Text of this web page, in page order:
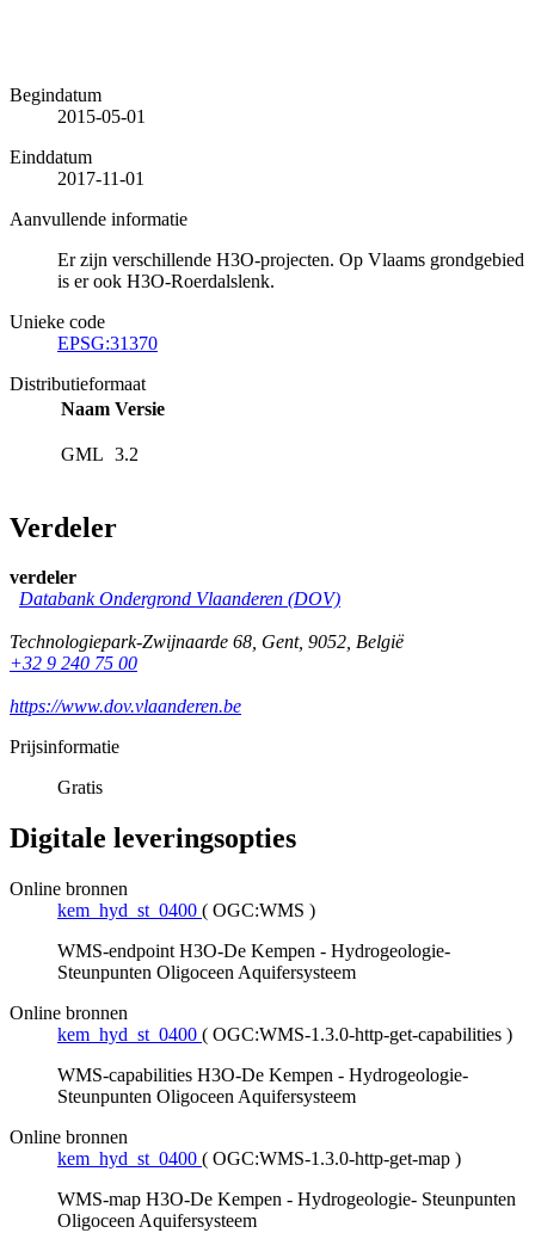
Begindatum
2015-05-01
Einddatum
2017-11-01
Aanvullende informatie
Er zijn verschillende H3O-projecten. Op Vlaams grondgebied
is er ook H3O-Roerdalslenk.
Unieke code
EPSG:31370
Distributieformaat
Naam Versie
GML 3.2
Verdeler
verdeler
Databank Ondergrond Vlaanderen (DOV)
Technologiepark-Zwijnaarde 68, Gent, 9052, België
+32 9 240 75 00
https://www.dov.vlaanderen.be
Prijsinformatie
Gratis
Digitale leveringsopties
Online bronnen
kem_hyd_st_0400 ( OGC:WMS )
WMS-endpoint H3O-De Kempen - Hydrogeologie-
Steunpunten Oligoceen Aquifersysteem
Online bronnen
kem_hyd_st_0400 ( OGC:WMS-1.3.0-http-get-capabilities )
WMS-capabilities H3O-De Kempen - Hydrogeologie-
Steunpunten Oligoceen Aquifersysteem
Online bronnen
kem_hyd_st_0400 ( OGC:WMS-1.3.0-http-get-map )
WMS-map H3O-De Kempen - Hydrogeologie- Steunpunten
Oligoceen Aquifersysteem